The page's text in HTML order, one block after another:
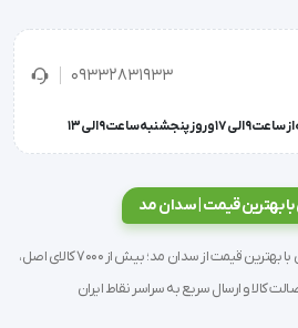
09332831933
ساعت 9 الی 13
با بهترین قیمت | سدان مد
خرید تجهیزات پزشکی عمده و جزئی با بهترین قیمت از سدان مد؛ بیش از 7000 کالای اصل،
کالا و ارسال سریع به سراسر نقاط ایران